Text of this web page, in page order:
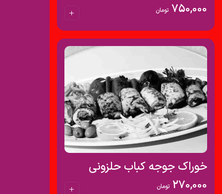
750,000 تومان
خوراک جوجه کباب حلزونی
270,000 تومان